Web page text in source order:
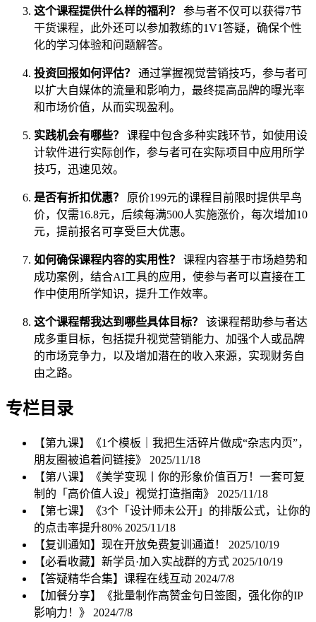
这个课程提供什么样的福利？
参与者不仅可以获得7节
干货课程，此外还可以参加教练的1V1答疑，确保个性
化的学习体验和问题解答。
投资回报如何评估？
通过掌握视觉营销技巧，参与者可
以扩大自媒体的流量和影响力，最终提高品牌的曝光率
和市场价值，从而实现盈利。
实践机会有哪些？
课程中包含多种实践环节，如使用设
计软件进行实际创作，参与者可在实际项目中应用所学
技巧，迅速见效。
是否有折扣优惠？
原价199元的课程目前限时提供早鸟
价，仅需16.8元，后续每满500人实施涨价，每次增加10
元，提前报名可享受巨大优惠。
如何确保课程内容的实用性？
课程内容基于市场趋势和
成功案例，结合AI工具的应用，使参与者可以直接在工
作中使用所学知识，提升工作效率。
这个课程帮我达到哪些具体目标？
该课程帮助参与者达
成多重目标，包括提升视觉营销能力、加强个人或品牌
的市场竞争力，以及增加潜在的收入来源，实现财务自
由之路。
专栏目录
【第九课】《1个模板｜我把生活碎片做成“杂志内页”，
朋友圈被追着问链接》 2025/11/18
【第八课】《美学变现丨你的形象价值百万！一套可复
制的「高价值人设」视觉打造指南》 2025/11/18
【第七课】《3个「设计师未公开」的排版公式，让你的
的点击率提升80% 2025/11/18
【复训通知】现在开放免费复训通道！ 2025/10/19
【必看收藏】新学员·加入实战群的方式 2025/10/19
【答疑精华合集】课程在线互动 2024/7/8
【加餐分享】《批量制作高赞金句日签图，强化你的IP
影响力！》 2024/7/8